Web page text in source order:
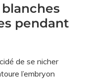
pendant
de se nicher
l’embryon